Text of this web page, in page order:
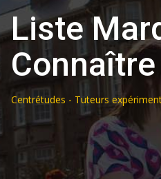
Liste
Connaître
Centrétudes - Tuteurs